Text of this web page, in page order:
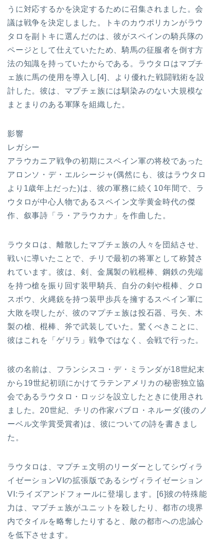
うに対応するかを決定するために召集されました。会
議は戦争を決定しました。トキのカウポリカンがラウ
タロを副トキに選んだのは、彼がスペインの騎兵隊の
ページとして仕えていたため、騎馬の征服者を倒す方
法の知識を持っていたからである。ラウタロはマプチ
ェ族に馬の使用を導入し[4]、より優れた戦闘戦術を設
計した。彼は、マプチェ族には馴染みのない大規模な
まとまりのある軍隊を組織した。
影響
レガシー
アラウカニア戦争の初期にスペイン軍の将校であった
アロンソ・デ・エルシージャ(偶然にも、彼はラウタロ
より1歳年上だった)は、彼の軍務に続く10年間で、ラ
ウタロが中心人物であるスペイン文学黄金時代の傑
作、叙事詩「ラ・アラウカナ」を作曲した。
ラウタロは、離散したマプチェ族の人々を団結させ、
戦いに導いたことで、チリで最初の将軍として称賛さ
れています。彼は、剣、金属製の戦棍棒、鋼鉄の先端
を持つ槍を振り回す装甲騎兵、自分の剣や棍棒、クロ
スボウ、火縄銃を持つ装甲歩兵を擁するスペイン軍に
大敗を喫したが、彼のマプチェ族は投石器、弓矢、木
製の槍、棍棒、斧で武装していた。驚くべきことに、
彼はこれを「ゲリラ」戦争ではなく、会戦で行った。
彼の名前は、フランシスコ・デ・ミランダが18世紀末
から19世紀初頭にかけてラテンアメリカの秘密独立協
会であるラウタロ・ロッジを設立したときに使用され
ました。20世紀、チリの作家パブロ・ネルーダ(後のノ
ーベル文学賞受賞者)は、彼についての詩を書きまし
た。
ラウタロは、マプチェ文明のリーダーとしてシヴィラ
イゼーションVIの拡張版であるシヴィライゼーション
VI:ライズアンドフォールに登場します。[6]彼の特殊能
力は、マプチェ族がユニットを殺したり、都市の境界
内でタイルを略奪したりすると、敵の都市への忠誠心
を低下させます。